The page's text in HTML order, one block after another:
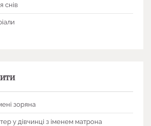
снів
зоряна
у дівчинці з іменем матрона